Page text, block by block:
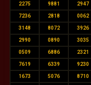
2275 9881 2947
7236 2818 0062
3148 8072 3926
2990 0890 3035
0509 6886 2321
7619 6339 9230
1673 5076 8710